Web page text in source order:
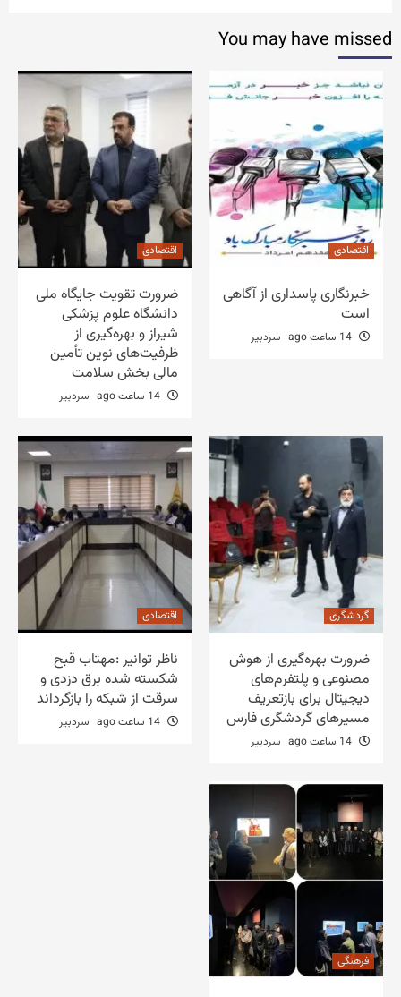
You may have missed
اقتصادی
خبرنگاری پاسداری از آگاهی
است
سردبیر
اقتصادی
ضرورت تقویت جایگاه ملی
دانشگاه علوم پزشکی
شیراز و بهره‌گیری از
ظرفیت‌های نوین تأمین
مالی بخش سلامت
سردبیر
گردشگری
ضرورت بهره‌گیری از هوش
مصنوعی و پلتفرم‌های
دیجیتال برای بازتعریف
مسیرهای گردشگری فارس
سردبیر
اقتصادی
ناظر توانیر :مهتاب قبح
شکسته شده برق دزدی و
سرقت از شبکه را بازگرداند
سردبیر
فرهنگی